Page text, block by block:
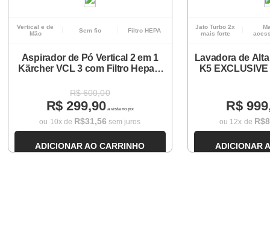
Vertical e de
Mão
Sem fio Filtro HEPA
Aspirador de Pó Vertical 2 em 1
Kärcher VCL 3 com Filtro Hepa e
R$ 600,00
R$ 299,90à vista no pix
ou 10x de R$31,56 sem juros
ADICIONAR AO CARRINHO
Jato Turbo 2x
mais forte
Lavadora de
K5
R$ 999
ou 12x de R$
ADICIONAR